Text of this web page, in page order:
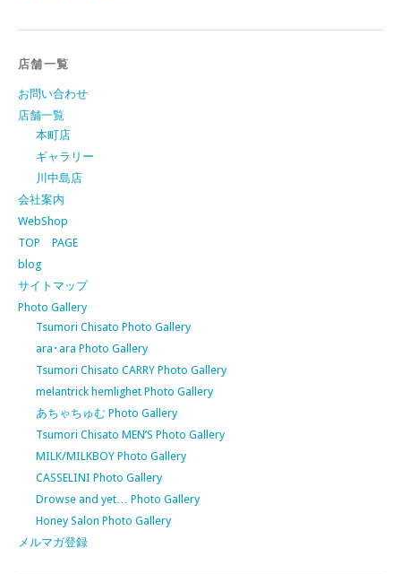
店舗一覧
お問い合わせ
店舗一覧
本町店
ギャラリー
川中島店
会社案内
WebShop
TOP PAGE
blog
サイトマップ
Photo Gallery
Tsumori Chisato Photo Gallery
ara･ara Photo Gallery
Tsumori Chisato CARRY Photo Gallery
melantrick hemlighet Photo Gallery
あちゃちゅむ Photo Gallery
Tsumori Chisato MEN’S Photo Gallery
MILK/MILKBOY Photo Gallery
CASSELINI Photo Gallery
Drowse and yet… Photo Gallery
Honey Salon Photo Gallery
メルマガ登録